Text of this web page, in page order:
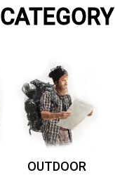
CATEGORY
OUTDOOR